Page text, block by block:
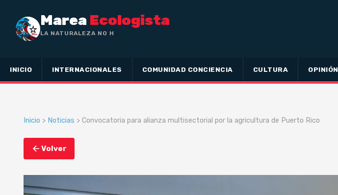
Marea Ecologista
LA NATURALEZA NO HA HECHO ESCLAVO
INICIO INTERNACIONALES COMUNIDAD CONCIENCIA CULTURA OPINIÓN
Inicio > Noticias > Convocatoria para alianza multisectorial por la agricultura de Puerto Rico
Volver